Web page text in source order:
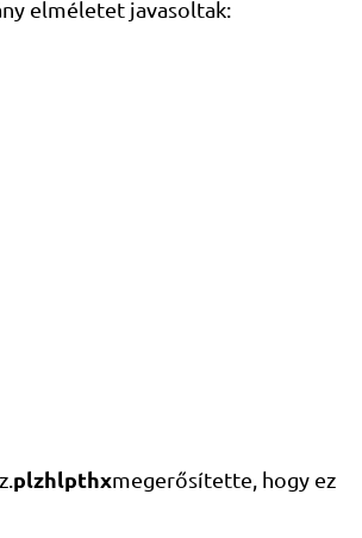
elméletet javasoltak:
plzhlpthxmegerősítette, hogy ez